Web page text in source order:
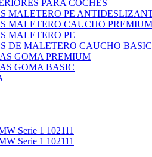
PARA COCHES
MALETERO PE
MALETERO CAUCHO PREMIUM
MALETERO PE
DE MALETERO CAUCHO BASIC
GOMA PREMIUM
GOMA BASIC